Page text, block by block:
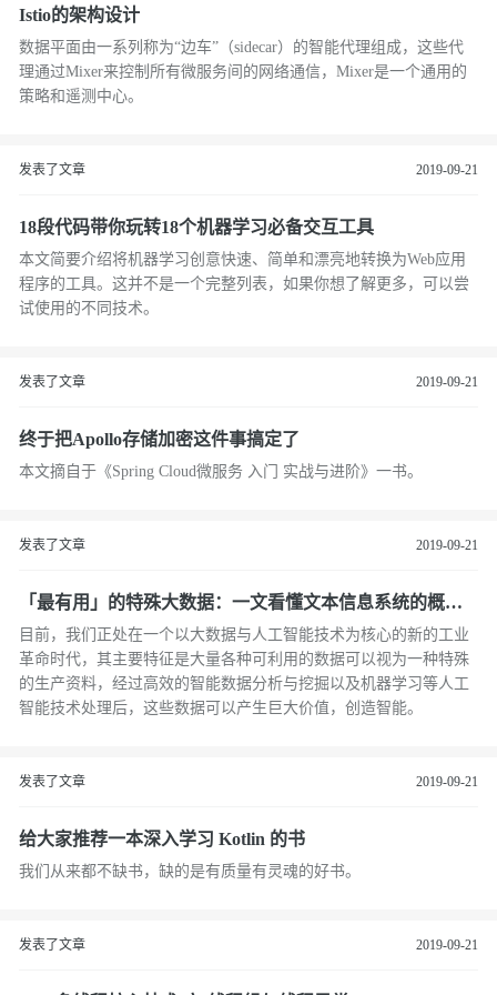
Istio的架构设计
数据平面由一系列称为“边车”（sidecar）的智能代理组成，这些代
理通过Mixer来控制所有微服务间的网络通信，Mixer是一个通用的
策略和遥测中心。
发表了文章 2019-09-21
18段代码带你玩转18个机器学习必备交互工具
本文简要介绍将机器学习创意快速、简单和漂亮地转换为Web应用
程序的工具。这并不是一个完整列表，如果你想了解更多，可以尝
试使用的不同技术。
发表了文章 2019-09-21
终于把Apollo存储加密这件事搞定了
本文摘自于《Spring Cloud微服务 入门 实战与进阶》一书。
发表了文章 2019-09-21
「最有用」的特殊大数据：一文看懂文本信息系统的概念
框架及功能
目前，我们正处在一个以大数据与人工智能技术为核心的新的工业
革命时代，其主要特征是大量各种可利用的数据可以视为一种特殊
的生产资料，经过高效的智能数据分析与挖掘以及机器学习等人工
智能技术处理后，这些数据可以产生巨大价值，创造智能。
发表了文章 2019-09-21
给大家推荐一本深入学习 Kotlin 的书
我们从来都不缺书，缺的是有质量有灵魂的好书。
发表了文章 2019-09-21